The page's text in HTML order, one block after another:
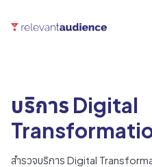
บริการ Digital
สำรวจบริการ Digital